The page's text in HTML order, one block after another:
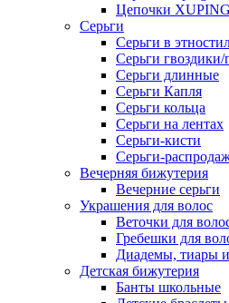
Цепочки XUPING
Серьги
Серьги в
Серьги гвоздики/
Серьги длинные
Серьги Капля
Серьги кольца
Серьги на лентах
Серьги-кисти
Серьги-
Вечерняя бижутерия
Вечерние серьги
Украшения для волос
Веточки для
Гребешки для
Диадемы, тиары
Детская бижутерия
Банты школьные